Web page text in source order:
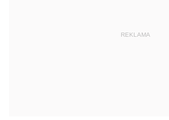
REKLAMA